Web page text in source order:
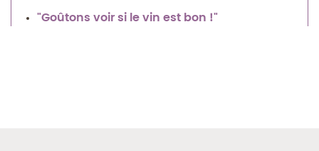
"Goûtons voir si le vin est bon !"